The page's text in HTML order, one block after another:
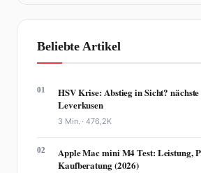
Beliebte Artikel
01
HSV Krise: Abstieg in Sicht?
Leverkusen
3 Min. ·476,2K
02
Apple Mac mini M4 Test: Leistung,
Kaufberatung (2026)